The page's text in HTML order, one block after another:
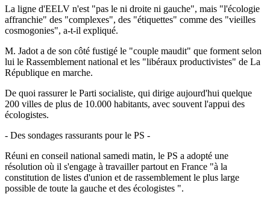
La ligne d'EELV n'est "pas le ni droite ni gauche", mais "l'écologie
affranchie" des "complexes", des "étiquettes" comme des "vieilles
cosmogonies", a-t-il expliqué.
M. Jadot a de son côté fustigé le "couple maudit" que forment selon
lui le Rassemblement national et les "libéraux productivistes" de La
République en marche.
De quoi rassurer le Parti socialiste, qui dirige aujourd'hui quelque
200 villes de plus de 10.000 habitants, avec souvent l'appui des
écologistes.
- Des sondages rassurants pour le PS -
Réuni en conseil national samedi matin, le PS a adopté une
résolution où il s'engage à travailler partout en France "à la
constitution de listes d'union et de rassemblement le plus large
possible de toute la gauche et des écologistes ".